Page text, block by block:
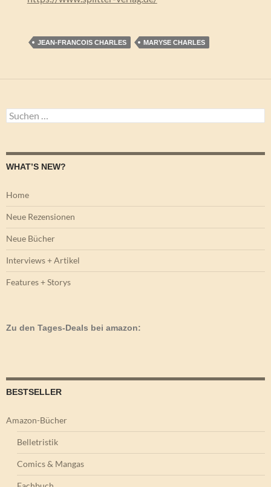
JEAN-FRANCOIS CHARLES MARYSE CHARLES
Suchen
nach:
WHAT’S NEW?
Home
Neue Rezensionen
Neue Bücher
Interviews + Artikel
Features + Storys
Zu den Tages-Deals bei amazon:
BESTSELLER
Amazon-Bücher
Belletristik
Comics & Mangas